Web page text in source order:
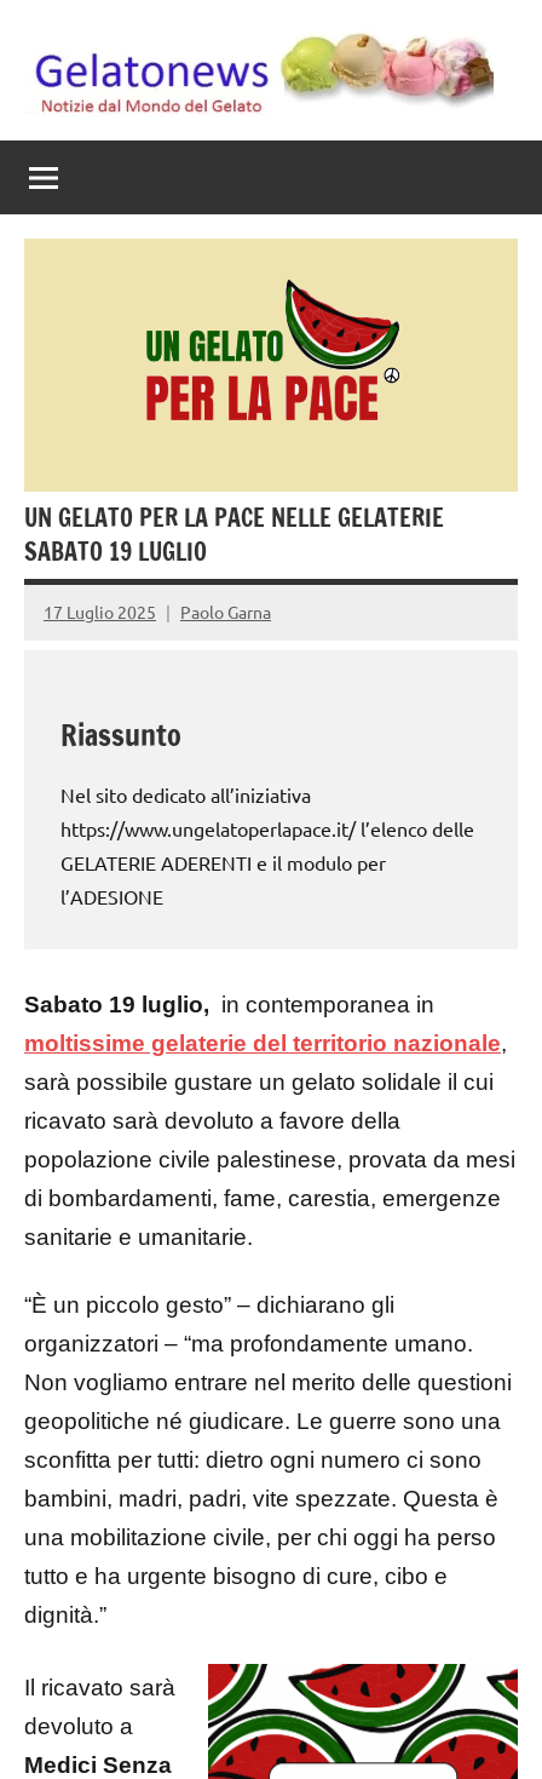
contenuto
Gelato
News
mondo
del
UN GELATO PER LA PACE NELLE GELATERIE
SABATO 19 LUGLIO
17 Luglio 2025 Paolo Garna
Riassunto
Nel sito dedicato all’iniziativa
https://www.ungelatoperlapace.it/ l’elenco delle
GELATERIE ADERENTI e il modulo per
l’ADESIONE
Sabato 19 luglio, in contemporanea in
moltissime gelaterie del territorio nazionale,
sarà possibile gustare un gelato solidale il cui
ricavato sarà devoluto a favore della
popolazione civile palestinese, provata da mesi
di bombardamenti, fame, carestia, emergenze
sanitarie e umanitarie.
“È un piccolo gesto” – dichiarano gli
organizzatori – “ma profondamente umano.
Non vogliamo entrare nel merito delle questioni
geopolitiche né giudicare. Le guerre sono una
sconfitta per tutti: dietro ogni numero ci sono
bambini, madri, padri, vite spezzate. Questa è
una mobilitazione civile, per chi oggi ha perso
tutto e ha urgente bisogno di cure, cibo e
dignità.”
Il ricavato sarà
devoluto a
Medici Senza